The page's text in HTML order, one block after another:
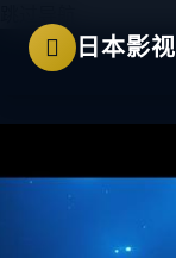
日本影视